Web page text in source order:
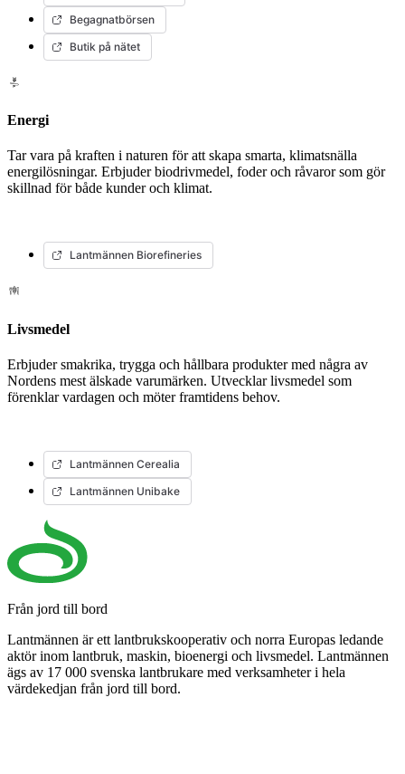
Begagnatbörsen
Butik på nätet
Energi
Tar vara på kraften i naturen för att skapa smarta, klimatsnälla
energilösningar. Erbjuder biodrivmedel, foder och råvaror som gör
skillnad för både kunder och klimat.
Lantmännen Biorefineries
Livsmedel
Erbjuder smakrika, trygga och hållbara produkter med några av
Nordens mest älskade varumärken. Utvecklar livsmedel som
förenklar vardagen och möter framtidens behov.
Lantmännen Cerealia
Lantmännen Unibake
Från jord till bord
Lantmännen är ett lantbrukskooperativ och norra Europas ledande
aktör inom lantbruk, maskin, bioenergi och livsmedel. Lantmännen
ägs av 17 000 svenska lantbrukare med verksamheter i hela
värdekedjan från jord till bord.